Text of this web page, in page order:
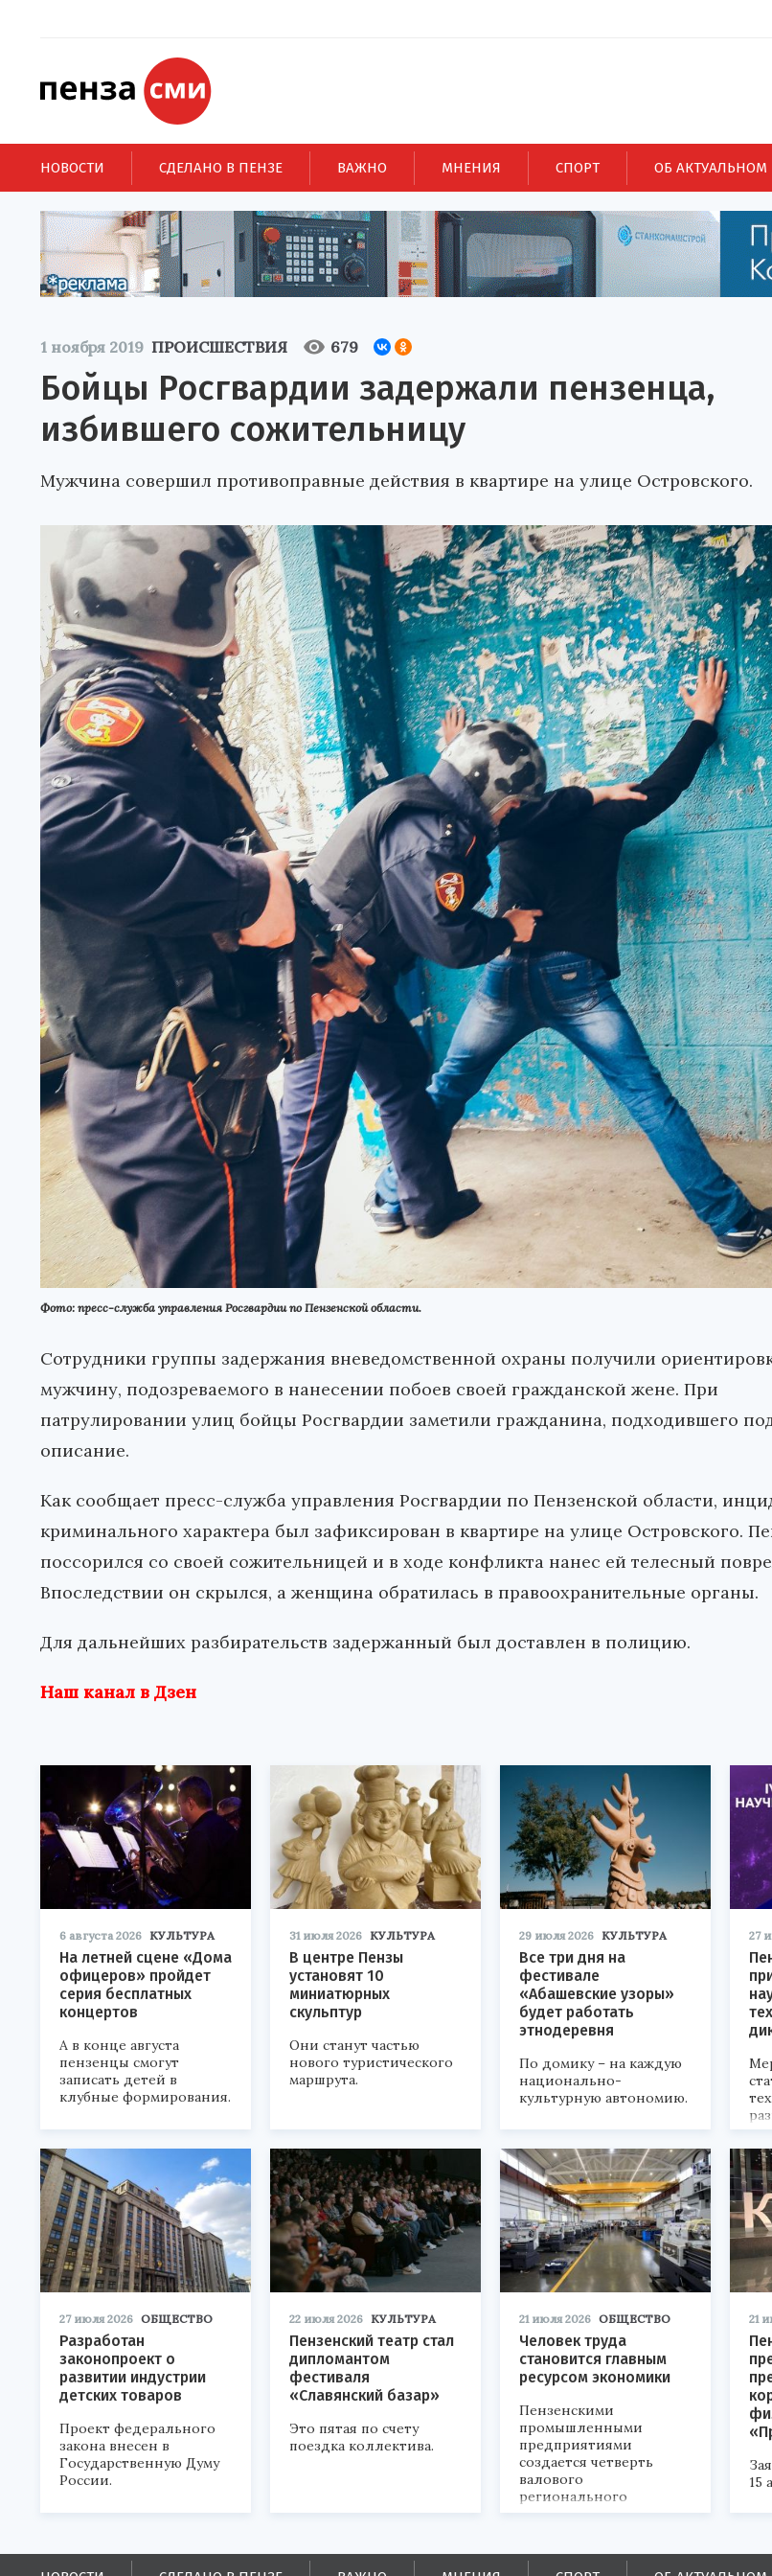
НОВОСТИ СДЕЛАНО В ПЕНЗЕ ВАЖНО МНЕНИЯ СПОРТ ОБ АКТУАЛЬНОМ
1 ноября 2019 ПРОИСШЕСТВИЯ 679
Бойцы Росгвардии задержали пензенца,
избившего сожительницу
Мужчина совершил противоправные действия в квартире на улице Островского.
Фото: пресс-служба управления Росгвардии по Пензенской области.
Сотрудники группы задержания вневедомственной охраны получили
мужчину, подозреваемого в нанесении побоев своей гражданской жене. При
патрулировании улиц бойцы Росгвардии заметили гражданина, подходившего
описание.
Как сообщает пресс-служба управления Росгвардии по Пензенской области,
криминального характера был зафиксирован в квартире на улице Островского.
поссорился со своей сожительницей и в ходе конфликта нанес ей телесный
Впоследствии он скрылся, а женщина обратилась в правоохранительные органы.
Для дальнейших разбирательств задержанный был доставлен в полицию.
Наш канал в Дзен
6 августа 2026 КУЛЬТУРА
На летней сцене «Дома
офицеров» пройдет
серия бесплатных
концертов
А в конце августа
пензенцы смогут
записать детей в
клубные формирования.
31 июля 2026 КУЛЬТУРА
В центре Пензы
установят 10
миниатюрных
скульптур
Они станут частью
нового туристического
маршрута.
29 июля 2026 КУЛЬТУРА
Все три дня на
фестивале
«Абашевские узоры»
будет работать
этнодеревня
По домику – на каждую
национально-
культурную автономию.
27
27 июля 2026 ОБЩЕСТВО
Разработан
законопроект о
развитии индустрии
детских товаров
Проект федерального
закона внесен в
Государственную Думу
России.
22 июля 2026 КУЛЬТУРА
Пензенский театр стал
дипломантом
фестиваля
«Славянский базар»
Это пятая по счету
поездка коллектива.
21 июля 2026 ОБЩЕСТВО
Человек труда
становится главным
ресурсом экономики
Пензенскими
промышленными
предприятиями
создается четверть
валового
регионального
продукта и
поступлений в
21
15